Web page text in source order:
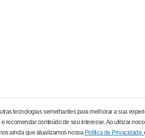
tecnologias semelhantes para melhorar a sua
recomendar conteúdo de seu interesse. Ao utilizar
ainda que atualizamos nossa Política de Privacidade.